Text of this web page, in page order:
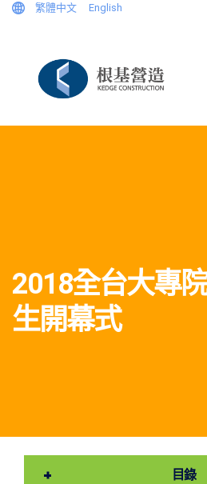
繁體中文 English
2018全台大專
生開幕式
目錄